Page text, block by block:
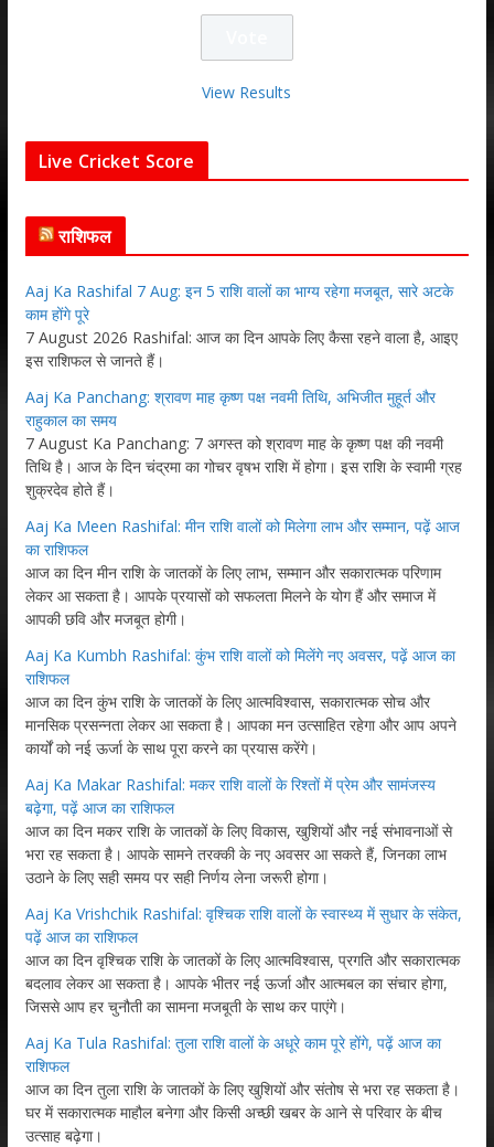
View Results
Live Cricket Score
राशिफल
Aaj Ka Rashifal 7 Aug: इन 5 राशि वालों का भाग्य रहेगा मजबूत, सारे अटके
काम होंगे पूरे
7 August 2026 Rashifal: आज का दिन आपके लिए कैसा रहने वाला है, आइए
इस राशिफल से जानते हैं।
Aaj Ka Panchang: श्रावण माह कृष्ण पक्ष नवमी तिथि, अभिजीत मुहूर्त और
राहुकाल का समय
7 August Ka Panchang: 7 अगस्त को श्रावण माह के कृष्ण पक्ष की नवमी
तिथि है। आज के दिन चंद्रमा का गोचर वृषभ राशि में होगा। इस राशि के स्वामी ग्रह
शुक्रदेव होते हैं।
Aaj Ka Meen Rashifal: मीन राशि वालों को मिलेगा लाभ और सम्मान, पढ़ें आज
का राशिफल
आज का दिन मीन राशि के जातकों के लिए लाभ, सम्मान और सकारात्मक परिणाम
लेकर आ सकता है। आपके प्रयासों को सफलता मिलने के योग हैं और समाज में
आपकी छवि और मजबूत होगी।
Aaj Ka Kumbh Rashifal: कुंभ राशि वालों को मिलेंगे नए अवसर, पढ़ें आज का
राशिफल
आज का दिन कुंभ राशि के जातकों के लिए आत्मविश्वास, सकारात्मक सोच और
मानसिक प्रसन्नता लेकर आ सकता है। आपका मन उत्साहित रहेगा और आप अपने
कार्यों को नई ऊर्जा के साथ पूरा करने का प्रयास करेंगे।
Aaj Ka Makar Rashifal: मकर राशि वालों के रिश्तों में प्रेम और सामंजस्य
बढ़ेगा, पढ़ें आज का राशिफल
आज का दिन मकर राशि के जातकों के लिए विकास, खुशियों और नई संभावनाओं से
भरा रह सकता है। आपके सामने तरक्की के नए अवसर आ सकते हैं, जिनका लाभ
उठाने के लिए सही समय पर सही निर्णय लेना जरूरी होगा।
Aaj Ka Vrishchik Rashifal: वृश्चिक राशि वालों के स्वास्थ्य में सुधार के संकेत,
पढ़ें आज का राशिफल
आज का दिन वृश्चिक राशि के जातकों के लिए आत्मविश्वास, प्रगति और सकारात्मक
बदलाव लेकर आ सकता है। आपके भीतर नई ऊर्जा और आत्मबल का संचार होगा,
जिससे आप हर चुनौती का सामना मजबूती के साथ कर पाएंगे।
Aaj Ka Tula Rashifal: तुला राशि वालों के अधूरे काम पूरे होंगे, पढ़ें आज का
राशिफल
आज का दिन तुला राशि के जातकों के लिए खुशियों और संतोष से भरा रह सकता है।
घर में सकारात्मक माहौल बनेगा और किसी अच्छी खबर के आने से परिवार के बीच
उत्साह बढ़ेगा।